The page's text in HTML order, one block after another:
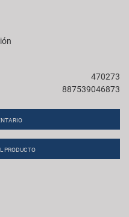
470273
887539046873
PRODUCTO